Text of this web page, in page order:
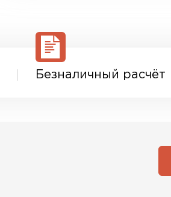
Безналичный расчёт